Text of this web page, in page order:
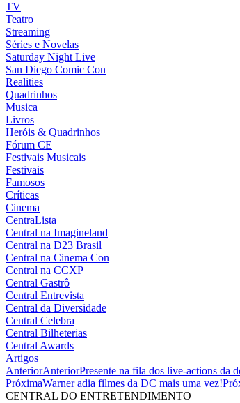
TV
Teatro
Streaming
Séries e Novelas
Saturday Night Live
San Diego Comic Con
Realities
Quadrinhos
Musica
Livros
Heróis & Quadrinhos
Fórum CE
Festivais Musicais
Festivais
Famosos
Críticas
Cinema
CentraLista
Central na Imagineland
Central na D23 Brasil
Central na Cinema Con
Central na CCXP
Central Gastrô
Central Entrevista
Central da Diversidade
Central Celebra
Central Bilheterias
Central Awards
Artigos
AnteriorAnteriorPresente na fila dos live-actions da
PróximaWarner adia filmes da DC mais uma vez!
CENTRAL DO ENTRETENDIMENTO